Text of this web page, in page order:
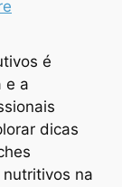
é
e a
dicas
na